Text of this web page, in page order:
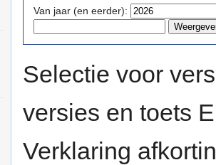
Van jaar (en eerder):
Selectie voor
versies en toets
Verklaring